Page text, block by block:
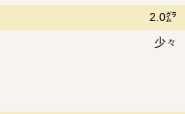
2.0㌘
少々